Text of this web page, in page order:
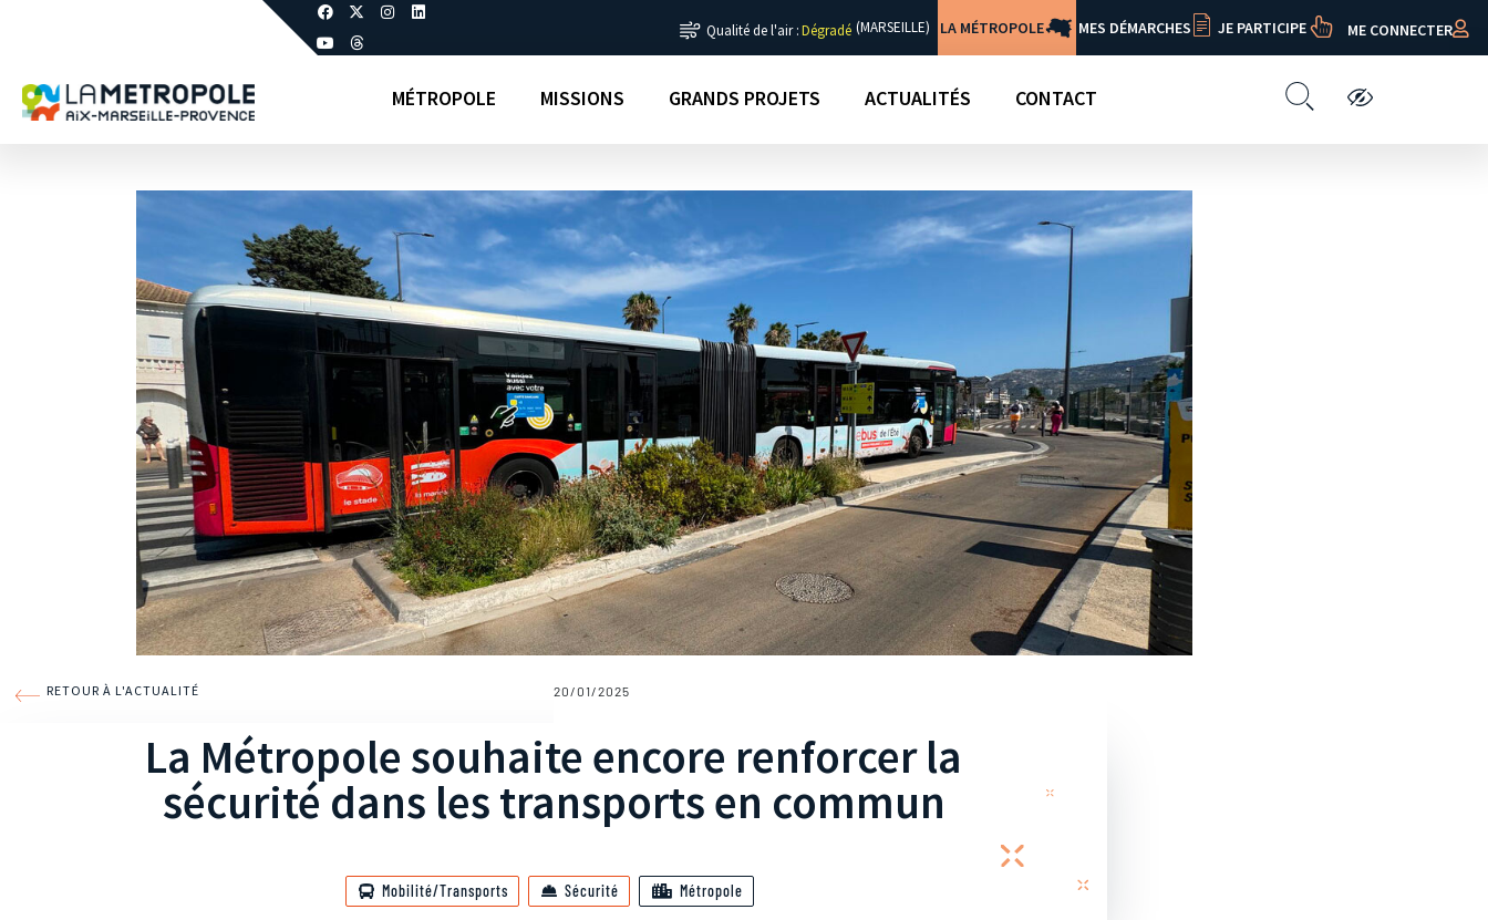
Qualité de l'air :Dégradé (MARSEILLE) LA MÉTROPOLE MES DÉMARCHES JE PARTICIPE ME CONNECTER
MÉTROPOLE MISSIONS GRANDS PROJETS ACTUALITÉS CONTACT
RETOUR À L'ACTUALITÉ 20/01/2025
La Métropole souhaite encore renforcer la
sécurité dans les transports en commun
Mobilité/Transports Sécurité Métropole